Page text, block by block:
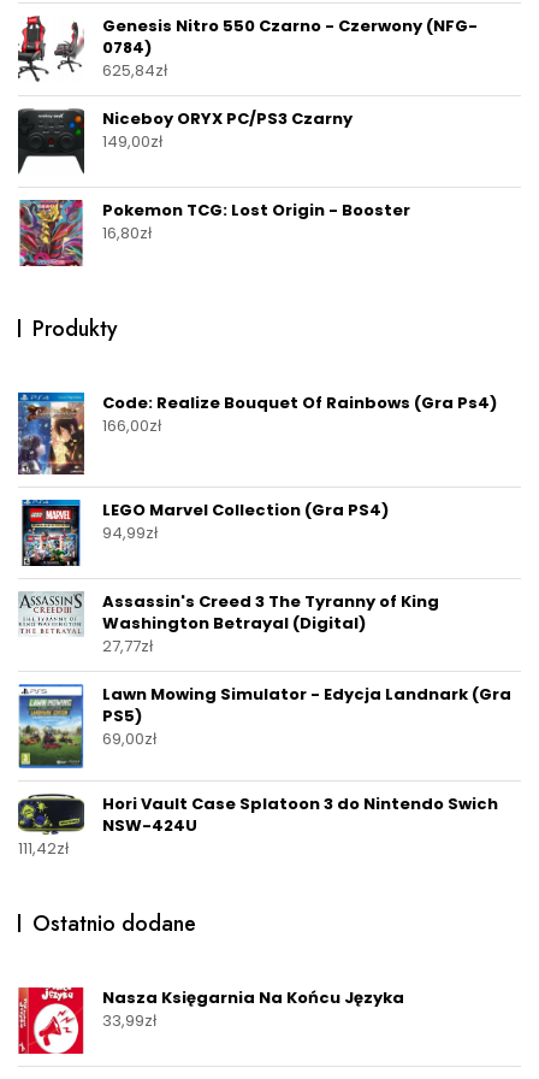
Genesis Nitro 550 Czarno - Czerwony (NFG-
0784)
625,84zł
Niceboy ORYX PC/PS3 Czarny
149,00zł
Pokemon TCG: Lost Origin - Booster
16,80zł
Produkty
Code: Realize Bouquet Of Rainbows (Gra Ps4)
166,00zł
LEGO Marvel Collection (Gra PS4)
94,99zł
Assassin's Creed 3 The Tyranny of King
Washington Betrayal (Digital)
27,77zł
Lawn Mowing Simulator - Edycja Landnark (Gra
PS5)
69,00zł
Hori Vault Case Splatoon 3 do Nintendo Swich
NSW-424U
111,42zł
Ostatnio dodane
Nasza Księgarnia Na Końcu Języka
33,99zł